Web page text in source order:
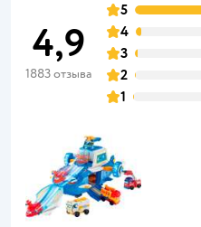
4,9
1883 отзыва
5
4
3
2
1